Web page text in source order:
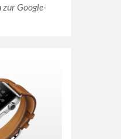
zur Google-